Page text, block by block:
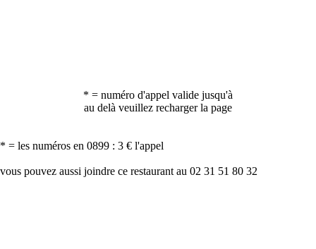
* = numéro d'appel valide jusqu'à
au delà veuillez recharger la page
* = les numéros en 0899 : 3 € l'appel
vous pouvez aussi joindre ce restaurant au 02 31 51 80 32